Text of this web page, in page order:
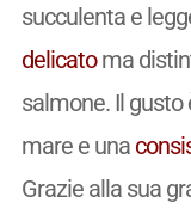
succulenta e
delicatoma
salmone. Il
mare e una
Grazie alla sua